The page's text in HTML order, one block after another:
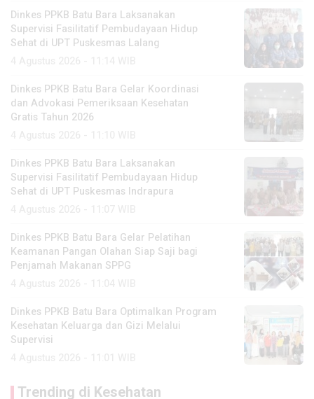
Dinkes PPKB Batu Bara Laksanakan
Supervisi Fasilitatif Pembudayaan Hidup
Sehat di UPT Puskesmas Lalang
Dinkes PPKB Batu Bara Gelar Koordinasi
dan Advokasi Pemeriksaan Kesehatan
Gratis Tahun 2026
Dinkes PPKB Batu Bara Laksanakan
Supervisi Fasilitatif Pembudayaan Hidup
Sehat di UPT Puskesmas Indrapura
Dinkes PPKB Batu Bara Gelar Pelatihan
Keamanan Pangan Olahan Siap Saji bagi
Penjamah Makanan SPPG
Dinkes PPKB Batu Bara Optimalkan Program
Kesehatan Keluarga dan Gizi Melalui
Supervisi
Trending di Kesehatan